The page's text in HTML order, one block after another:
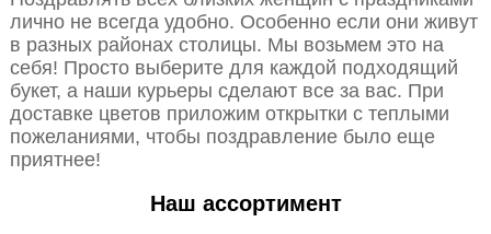
лично не всегда удобно. Особенно если они живут
в разных районах столицы. Мы возьмем это на
себя! Просто выберите для каждой подходящий
букет, а наши курьеры сделают все за вас. При
доставке цветов приложим открытки с теплыми
пожеланиями, чтобы поздравление было еще
приятнее!
Наш ассортимент